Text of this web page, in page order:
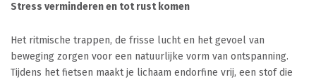
Stress verminderen en tot rust komen
Het ritmische trappen, de frisse lucht en het gevoel van
beweging zorgen voor een natuurlijke vorm van ontspanning.
Tijdens het fietsen maakt je lichaam endorfine vrij, een stof die